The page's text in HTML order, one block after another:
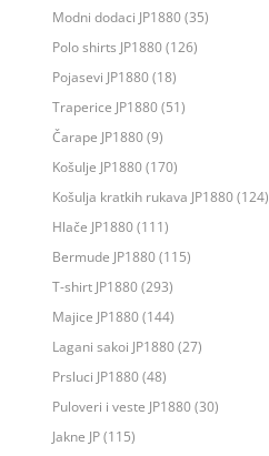
Modni dodaci JP1880 (35)
Polo shirts JP1880 (126)
Pojasevi JP1880 (18)
Traperice JP1880 (51)
Čarape JP1880 (9)
Košulje JP1880 (170)
Košulja kratkih rukava JP1880 (124)
Hlače JP1880 (111)
Bermude JP1880 (115)
T-shirt JP1880 (293)
Majice JP1880 (144)
Lagani sakoi JP1880 (27)
Prsluci JP1880 (48)
Puloveri i veste JP1880 (30)
Jakne JP (115)